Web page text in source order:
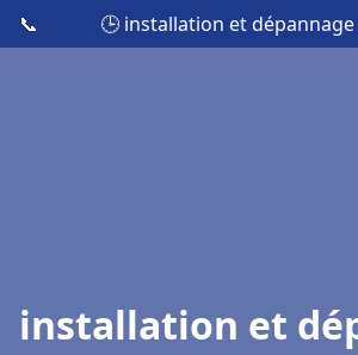
📞 🕒 installation et
installation et